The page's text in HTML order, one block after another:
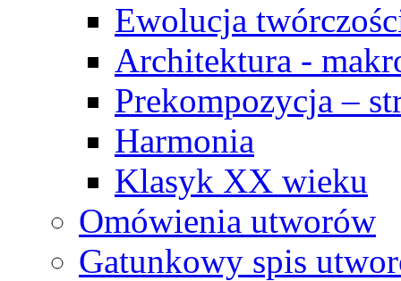
Ewolucja
Architektura -
Prekompozycja –
Harmonia
Klasyk XX wieku
Omówienia utworów
Gatunkowy spis